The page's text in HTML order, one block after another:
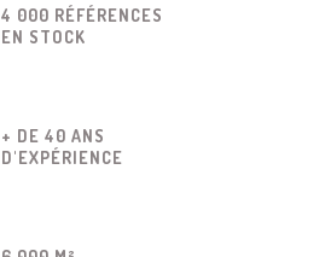
4 000 RÉFÉRENCES
EN STOCK
+ DE 40 ANS
D'EXPÉRIENCE